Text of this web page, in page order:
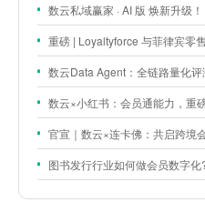
数云私域赢家 · AI 版 焕新升级！
重磅 | Loyaltyforce 与菲律宾零售巨头 SM 集团达成
数云Data Agent：全链路量化
数云×小红书：会员通能力，重
官宣｜数云×连卡佛：共启跨境会
图书发行行业如何做会员数字